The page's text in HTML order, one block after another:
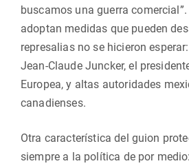
buscamos una guerra
adoptan medidas que pueden
represalias no se hicieron
Jean-Claude Juncker, el
Europea, y altas autoridades
canadienses.
Otra característica del guion
siempre a la política de por